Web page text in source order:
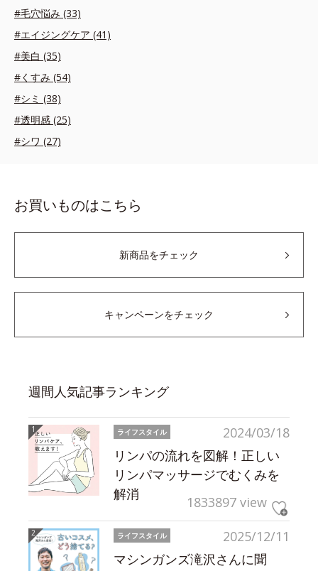
#毛穴悩み (33)
#エイジングケア (41)
#美白 (35)
#くすみ (54)
#シミ (38)
#透明感 (25)
#シワ (27)
お買いものはこちら
新商品をチェック
キャンペーンをチェック
週間人気記事ランキング
2024/03/18
ライフスタイル
リンパの流れを図解！正しい
リンパマッサージでむくみを
解消
1833897 view
2025/12/11
ライフスタイル
マシンガンズ滝沢さんに聞